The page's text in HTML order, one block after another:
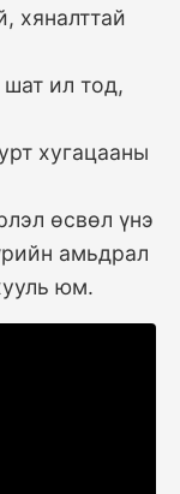
хяналттай
ил тод,
хугацааны
өсвөл үнэ
амьдрал
юм.